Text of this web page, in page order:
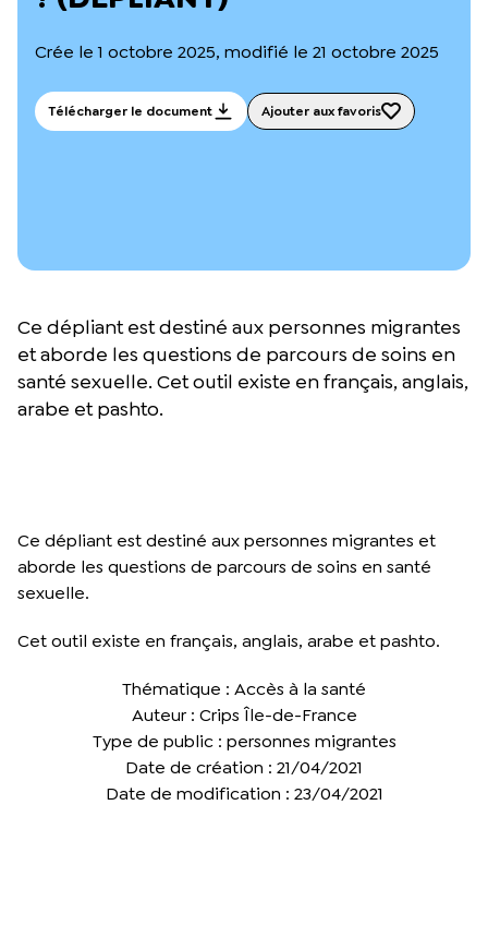
Podcast 🎙️
L’équipe du Crips
Rapports d’activité et financiers
Projets réalisés avec nos partenaires
Crée le 1 octobre 2025, modifié le 21 octobre 2025
Télécharger le document Ajouter aux favoris
Ce dépliant est destiné aux personnes migrantes
et aborde les questions de parcours de soins en
santé sexuelle. Cet outil existe en français, anglais,
arabe et pashto.
Ce dépliant est destiné aux personnes migrantes et
aborde les questions de parcours de soins en santé
sexuelle.
Cet outil existe en français, anglais, arabe et pashto.
Thématique : Accès à la santé
Auteur : Crips Île-de-France
Type de public : personnes migrantes
Date de création : 21/04/2021
Date de modification : 23/04/2021